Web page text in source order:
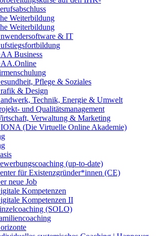
Weiterbildung
Weiterbildung
& IT
Business
Pflege & Soziales
& Design
Technik, Energie & Umwelt
und Qualitätsmanagement
Verwaltung & Marketing
(Die Virtuelle Online Akademie)
(up-to-date)
für Existenzgründer*innen (CE)
neue Job
Kompetenzen
Kompetenzen II
(SOLO)